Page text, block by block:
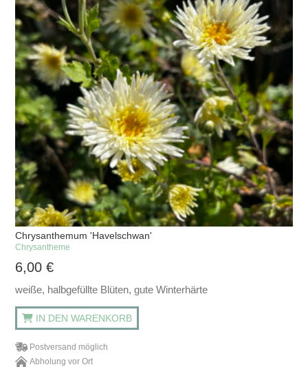
Chrysanthemum 'Havelschwan'
Chrysantheme
6,00€
weiße, halbgefüllte Blüten, gute Winterhärte
IN DEN WARENKORB
Postversand möglich
Abholung vor Ort